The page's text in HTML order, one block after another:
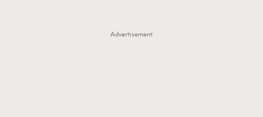
Advertisement